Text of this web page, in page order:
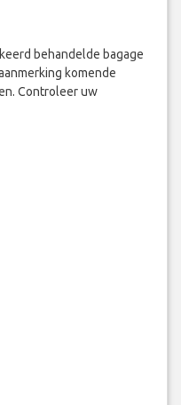
behandelde bagage
komende
Controleer uw